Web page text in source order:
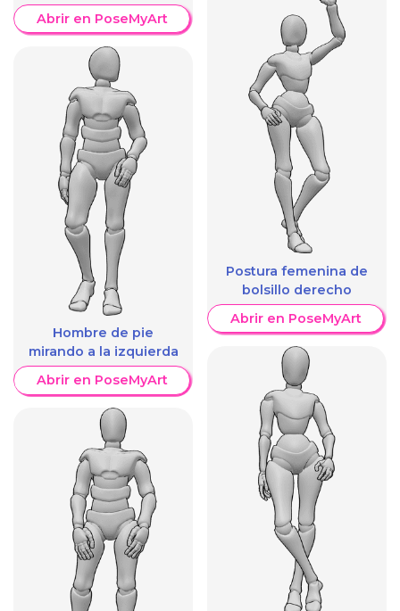
Abrir en PoseMyArt
Hombre de pie
mirando a la izquierda
Abrir en PoseMyArt
Postura femenina de
bolsillo derecho
Abrir en PoseMyArt